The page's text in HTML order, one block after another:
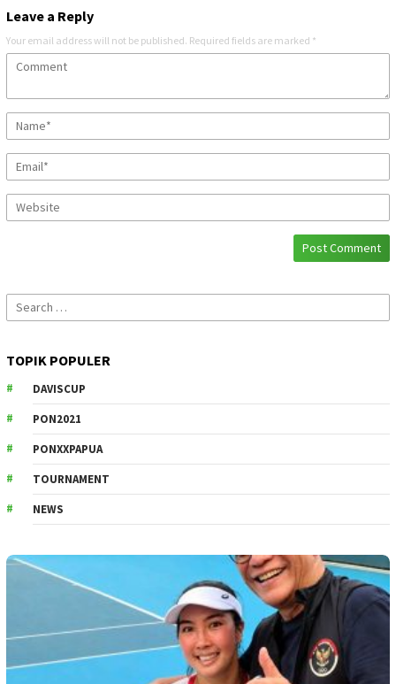
Leave a Reply
Your email address will not be published. Required fields are marked *
Search
for:
TOPIK POPULER
DAVISCUP
PON2021
PONXXPAPUA
TOURNAMENT
NEWS